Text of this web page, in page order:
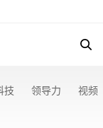
技 领导力 视频